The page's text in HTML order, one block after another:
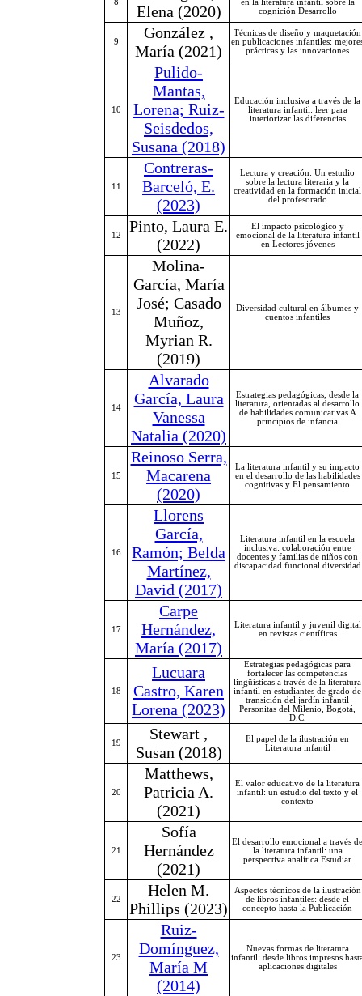
8
Elena (2020)
en la literatura infantil sobre la
cognición Desarrollo
9
González ,
María (2021)
Técnicas de diseño y maquetación
en publicaciones infantiles:
prácticas y las innovaciones
10
Pulido-
Mantas,
Lorena; Ruiz-
Seisdedos,
Susana (2018)
Educación inclusiva a través de la
literatura infantil: leer para
interiorizar las diferencias
11
Contreras-
Barceló, E.
(2023)
Lectura y creación: Un estudio
sobre la lectura literaria y la
creatividad en la formación inicial
del profesorado
12
Pinto, Laura E.
(2022)
El impacto psicológico y
emocional de la literatura infantil
en Lectores jóvenes
13
Molina-
García, María
José; Casado
Muñoz,
Myrian R.
(2019)
Diversidad cultural en álbumes y
cuentos infantiles
14
Alvarado
García, Laura
Vanessa
Natalia (2020)
Estrategias pedagógicas, desde la
literatura, orientadas al desarrollo
de habilidades comunicativas A
principios de infancia
15
Reinoso Serra,
Macarena
(2020)
La literatura infantil y su impacto
en el desarrollo de las habilidades
cognitivas y El pensamiento
16
Llorens
García,
Ramón; Belda
Martínez,
David (2017)
Literatura infantil en la escuela
inclusiva: colaboración entre
docentes y familias de niños con
discapacidad funcional diversidad
17
Carpe
Hernández,
María (2017)
Literatura infantil y juvenil digital
en revistas científicas
18
Lucuara
Castro, Karen
Lorena (2023)
Estrategias pedagógicas para
fortalecer las competencias
lingüísticas a través de la literatura
infantil en estudiantes de grado de
transición del jardín infantil
Personitas del Milenio, Bogotá,
D.C.
19
Stewart ,
Susan (2018)
El papel de la ilustración en
Literatura infantil
20
Matthews,
Patricia A.
(2021)
El valor educativo de la literatura
infantil: un estudio del texto y el
contexto
21
Sofía
Hernández
(2021)
El desarrollo emocional a través de
la literatura infantil: una
perspectiva analítica Estudiar
22
Helen M.
Phillips (2023)
Aspectos técnicos de la ilustración
de libros infantiles: desde el
concepto hasta la Publicación
23
Ruiz-
Domínguez,
María M
(2014)
Nuevas formas de literatura
infantil: desde libros impresos
aplicaciones digitales